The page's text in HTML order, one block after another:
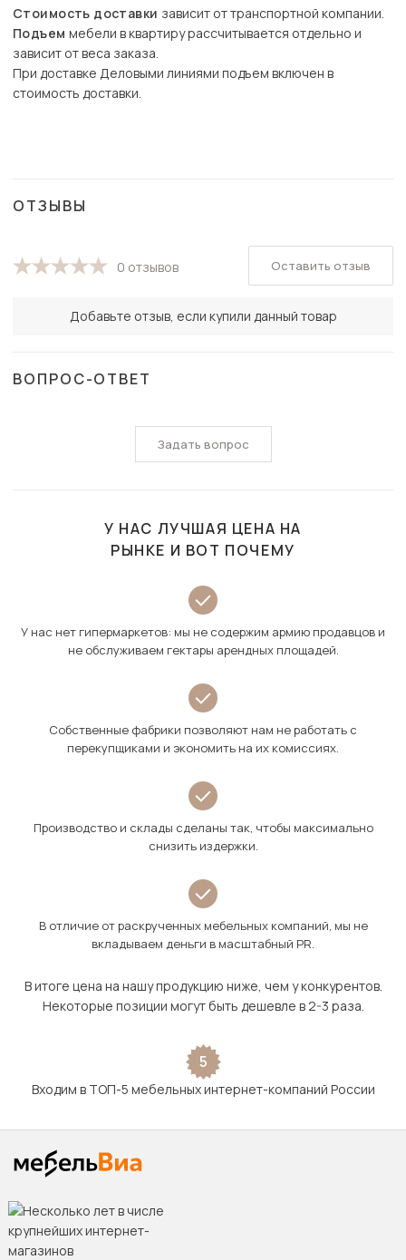
Стоимость доставки зависит от транспортной компании.
Подъем мебели в квартиру рассчитывается отдельно и
зависит от веса заказа.
При доставке Деловыми линиями подъем включен в
стоимость доставки.
ОТЗЫВЫ
0 отзывов
Добавьте отзыв, если купили данный товар
Оставить отзыв
ВОПРОС-ОТВЕТ
Задать вопрос
У НАС ЛУЧШАЯ ЦЕНА НА
РЫНКЕ И ВОТ ПОЧЕМУ
У нас нет гипермаркетов: мы не содержим армию продавцов и
не обслуживаем гектары арендных площадей.
Собственные фабрики позволяют нам не работать с
перекупщиками и экономить на их комиссиях.
Производство и склады сделаны так, чтобы максимально
снизить издержки.
В отличие от раскрученных мебельных компаний, мы не
вкладываем деньги в масштабный PR.
В итоге цена на нашу продукцию ниже, чем у конкурентов.
Некоторые позиции могут быть дешевле в 2-3 раза.
5
Входим в ТОП-5 мебельных интернет-компаний России